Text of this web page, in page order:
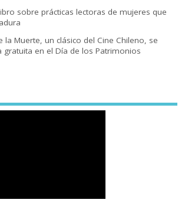
sobre prácticas lectoras de mujeres que
la Muerte, un clásico del Cine Chileno, se
gratuita en el Día de los Patrimonios